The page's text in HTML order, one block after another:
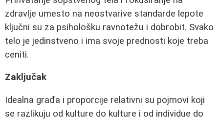
zdravlje umesto na neostvarive standarde lepote
ključni su za psihološku ravnotežu i dobrobit. Svako
telo je jedinstveno i ima svoje prednosti koje treba
ceniti.
Zaključak
Idealna građa i proporcije relativni su pojmovi koji
se razlikuju od kulture do kulture i od individue do